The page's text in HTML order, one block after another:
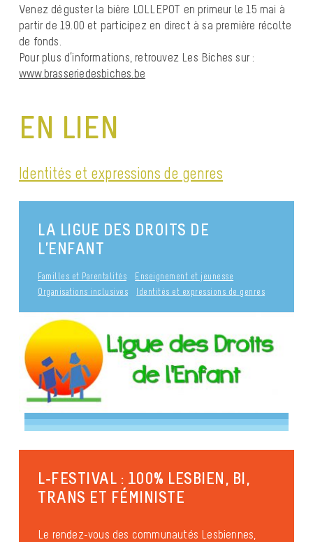
Venez déguster la bière LOLLEPOT en primeur le 15 mai à
partir de 19.00 et participez en direct à sa première récolte
de fonds.
Pour plus d’informations, retrouvez Les Biches sur :
www.brasseriedesbiches.be
EN LIEN
Identités et expressions de genres
LA LIGUE DES DROITS DE
L’ENFANT
Familles et Parentalités
Enseignement et jeunesse
Organisations inclusives
Identités et expressions de genres
L-FESTIVAL : 100% LESBIEN, BI,
TRANS ET FÉMINISTE
Le rendez-vous des communautés Lesbiennes,